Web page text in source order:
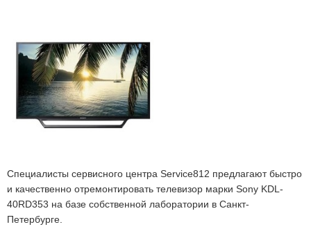
Специалисты сервисного центра Service812 предлагают быстро
и качественно отремонтировать телевизор марки Sony KDL-
40RD353 на базе собственной лаборатории в Санкт-
Петербурге.